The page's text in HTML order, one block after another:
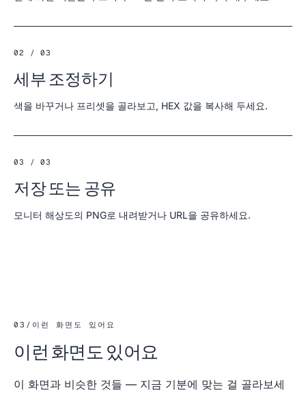
02 / 03
세부 조정하기
색을 바꾸거나 프리셋을 골라보고, HEX 값을 복사해 두세요.
03 / 03
저장 또는 공유
모니터 해상도의 PNG로 내려받거나 URL을 공유하세요.
03 / 이런 화면도 있어요
이런 화면도 있어요
이 화면과 비슷한 것들 — 지금 기분에 맞는 걸 골라보세